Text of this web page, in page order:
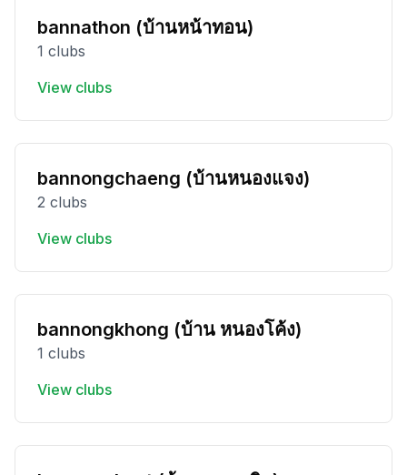
bannathon (บ้านหน้าทอน)
1 clubs
View clubs
bannongchaeng (บ้านหนองแจง)
2 clubs
View clubs
bannongkhong (บ้าน หนองโค้ง)
1 clubs
View clubs